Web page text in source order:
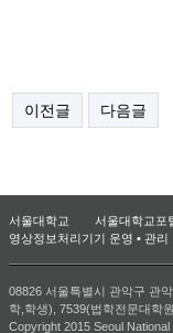
이전글 다음글
서울대학교 서울대학교포
영상정보처리기기 운영 • 관리
08826 서울특별시 관악구 관
학,학생), 7539(법학전문대학
Copyright 2015 Seoul